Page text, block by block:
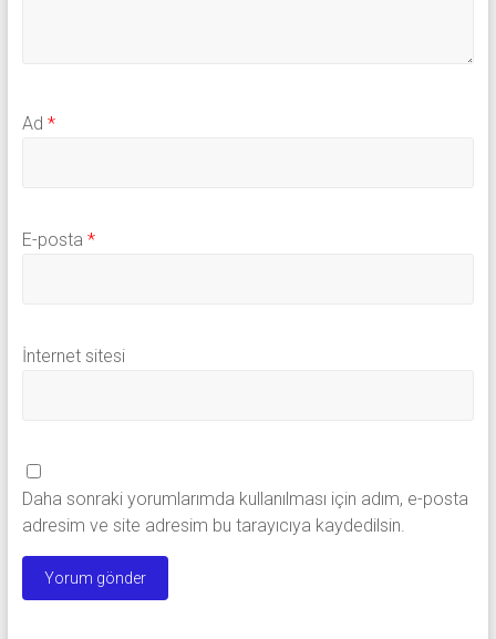
Ad *
E-posta *
İnternet sitesi
Daha sonraki yorumlarımda kullanılması için adım, e-posta
adresim ve site adresim bu tarayıcıya kaydedilsin.